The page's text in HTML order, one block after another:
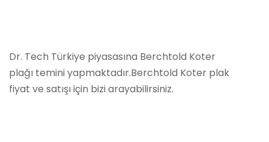
Dr. Tech Türkiye piyasasına Berchtold Koter
plağı temini yapmaktadır.Berchtold Koter plak
fiyat ve satışı için bizi arayabilirsiniz.